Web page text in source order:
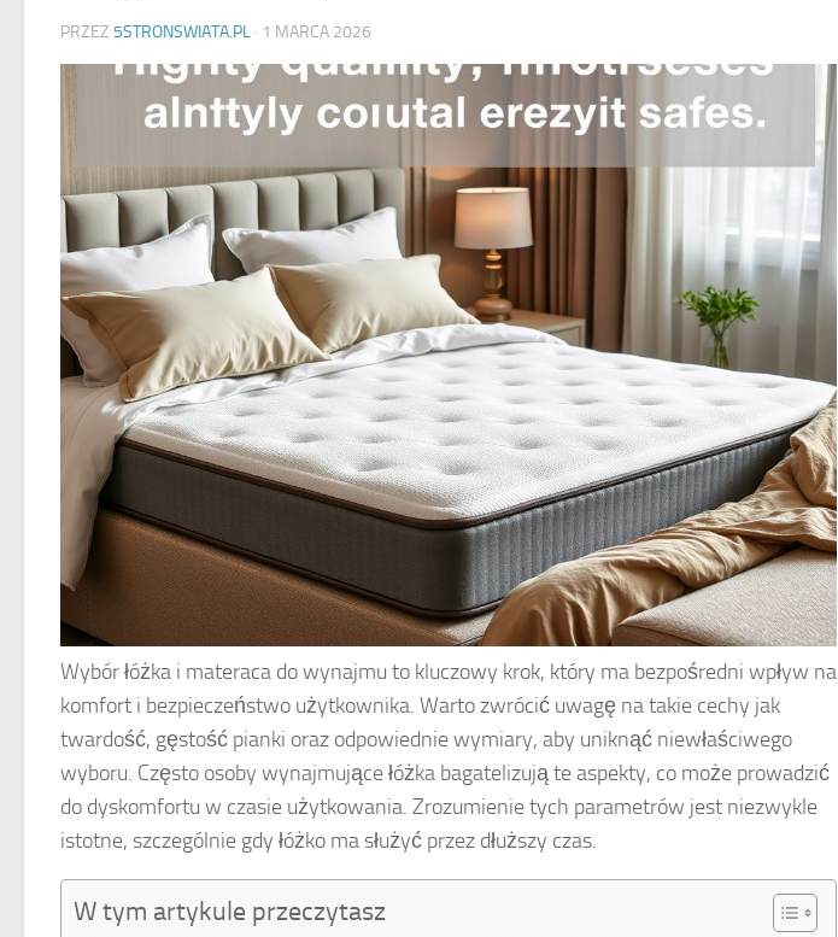
PRZEZ 5STRONSWIATA.PL · 1 MARCA 2026
Wybór łóżka i materaca do wynajmu to kluczowy krok, który ma bezpośredni wpływ na
komfort i bezpieczeństwo użytkownika. Warto zwrócić uwagę na takie cechy jak
twardość, gęstość pianki oraz odpowiednie wymiary, aby uniknąć niewłaściwego
wyboru. Często osoby wynajmujące łóżka bagatelizują te aspekty, co może prowadzić
do dyskomfortu w czasie użytkowania. Zrozumienie tych parametrów jest niezwykle
istotne, szczególnie gdy łóżko ma służyć przez dłuższy czas.
W tym artykule przeczytasz